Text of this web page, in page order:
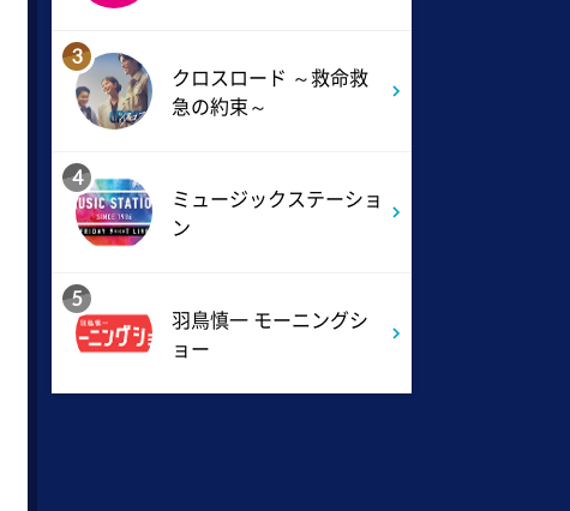
私の幸福時間
よる
ミュージックステーション
10周年あいみょん、TMR、
HY…名曲続々!ATEEZがヒット
曲
よる 9:54
報道ステーション
3
クロスロード ～救命救
急の約束～
4
ミュージックステーショ
ン
5
羽鳥慎一 モーニングシ
ョー